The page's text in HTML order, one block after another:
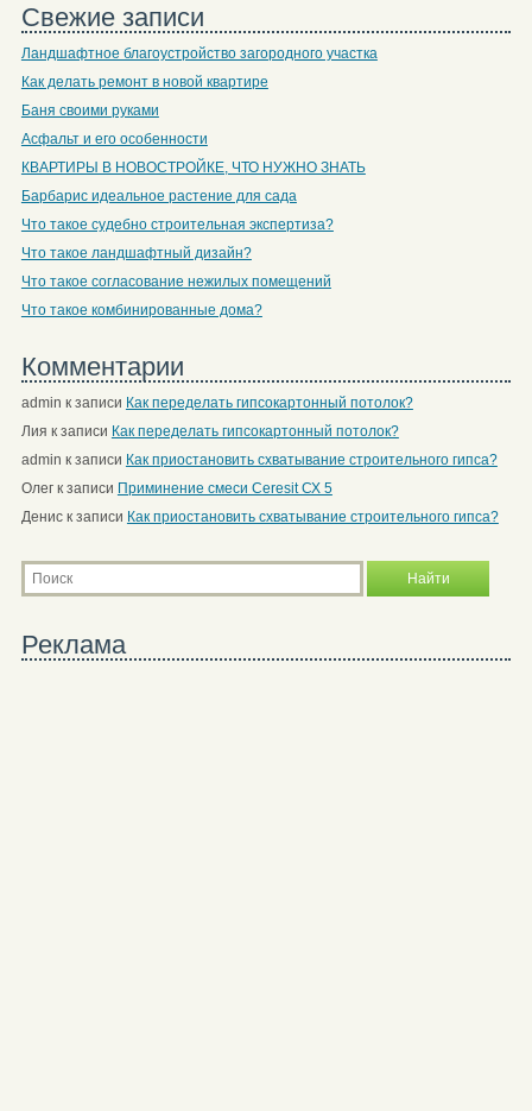
Свежие записи
Ландшафтное благоустройство загородного участка
Как делать ремонт в новой квартире
Баня своими руками
Асфальт и его особенности
КВАРТИРЫ В НОВОСТРОЙКЕ, ЧТО НУЖНО ЗНАТЬ
Барбарис идеальное растение для сада
Что такое судебно строительная экспертиза?
Что такое ландшафтный дизайн?
Что такое согласование нежилых помещений
Что такое комбинированные дома?
Комментарии
admin к записи Как переделать гипсокартонный потолок?
Лия к записи Как переделать гипсокартонный потолок?
admin к записи Как приостановить схватывание строительного гипса?
Олегк записи Приминение смеси Ceresit СХ 5
Дениск записи Как приостановить схватывание строительного гипса?
Реклама